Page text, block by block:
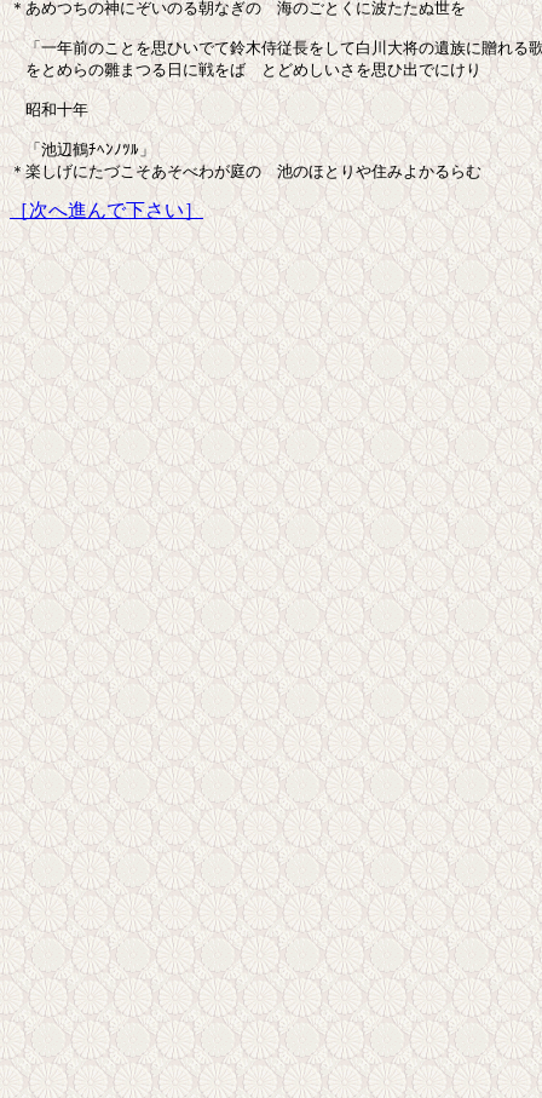
＊あめつちの神にぞいのる朝なぎの　海のごとくに波たたぬ世を
「一年前のことを思ひいでて鈴木侍従長をして白川大将の遺族に贈れる
をとめらの雛まつる日に戦をば　とどめしいさを思ひ出でにけり
昭和十年
「池辺鶴ﾁﾍﾝﾉﾂﾙ」
［次へ進んで下さい］